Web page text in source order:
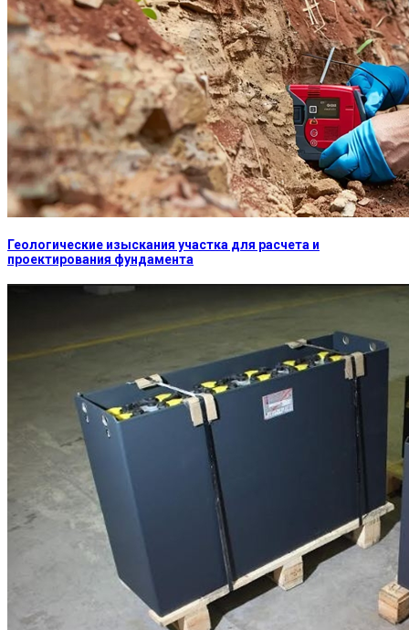
Геологические изыскания участка для расчета и
проектирования фундамента